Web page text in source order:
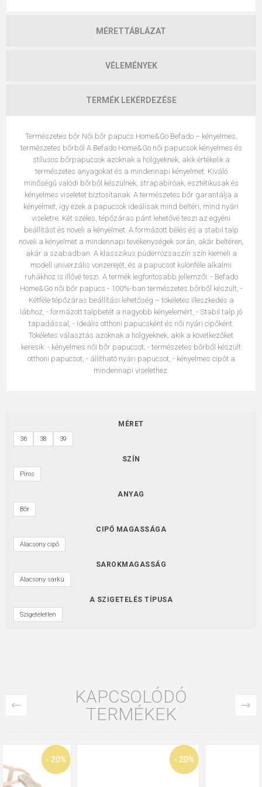
MÉRETTÁBLÁZAT
VÉLEMÉNYEK
TERMÉK LEKÉRDEZÉSE
Természetes bőr Női bőr papucs Home&Go Befado – kényelmes,
természetes bőrből A Befado Home&Go női papucsok kényelmes és
stílusos bőrpapucsok azoknak a hölgyeknek, akik értékelik a
természetes anyagokat és a mindennapi kényelmet. Kiváló
minőségű valódi bőrből készülnek, strapabíróak, esztétikusak és
kényelmes viseletet biztosítanak. A természetes bőr garantálja a
kényelmet, így ezek a papucsok ideálisak mind beltéri, mind nyári
viseletre. Két széles, tépőzáras pánt lehetővé teszi az egyéni
beállítást és növeli a kényelmet. A formázott bélés és a stabil talp
növeli a kényelmet a mindennapi tevékenységek során, akár beltéren,
akár a szabadban. A klasszikus púderrózsaszín szín kiemeli a
modell univerzális vonzerejét, és a papucsot különféle alkalmi
ruhákhoz is illővé teszi. A termék legfontosabb jellemzői: - Befado
Home&Go női bőr papucs - 100%-ban természetes bőrből készült, -
Kétféle tépőzáras beállítási lehetőség – tökéletes illeszkedés a
lábhoz, - formázott talpbetét a nagyobb kényelemért, - Stabil talp jó
tapadással, - Ideális otthoni papucsként és női nyári cipőként.
Tökéletes választás azoknak a hölgyeknek, akik a következőket
keresik: - kényelmes női bőr papucsot, - természetes bőrből készült
otthoni papucsot, - állítható nyári papucsot, - kényelmes cipőt a
mindennapi viselethez.
MÉRET
36 38 39
SZÍN
Piros
ANYAG
Bőr
CIPŐ MAGASSÁGA
Alacsony cipő
SAROKMAGASSÁG
Alacsony sarkú
A SZIGETELÉS TÍPUSA
Szigeteletlen
KAPCSOLÓDÓ
TERMÉKEK